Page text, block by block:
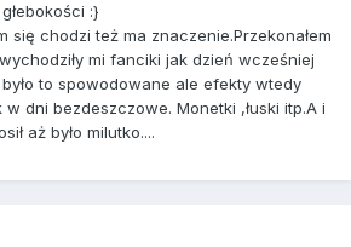
:}
się chodzi też ma znaczenie.Przekonałem
mi fanciki jak dzień wcześniej
to spowodowane ale efekty wtedy
w dni bezdeszczowe. Monetki ,łuski itp.A i
aż było milutko....